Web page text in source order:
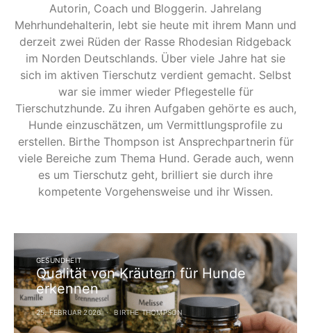
Autorin, Coach und Bloggerin. Jahrelang
Mehrhundehalterin, lebt sie heute mit ihrem Mann und
derzeit zwei Rüden der Rasse Rhodesian Ridgeback
im Norden Deutschlands. Über viele Jahre hat sie
sich im aktiven Tierschutz verdient gemacht. Selbst
war sie immer wieder Pflegestelle für
Tierschutzhunde. Zu ihren Aufgaben gehörte es auch,
Hunde einzuschätzen, um Vermittlungsprofile zu
erstellen. Birthe Thompson ist Ansprechpartnerin für
viele Bereiche zum Thema Hund. Gerade auch, wenn
es um Tierschutz geht, brilliert sie durch ihre
kompetente Vorgehensweise und ihr Wissen.
GESUNDHEIT
Qualität von Kräutern für Hunde
erkennen
25. FEBRUAR 2026 BIRTHE THOMPSON